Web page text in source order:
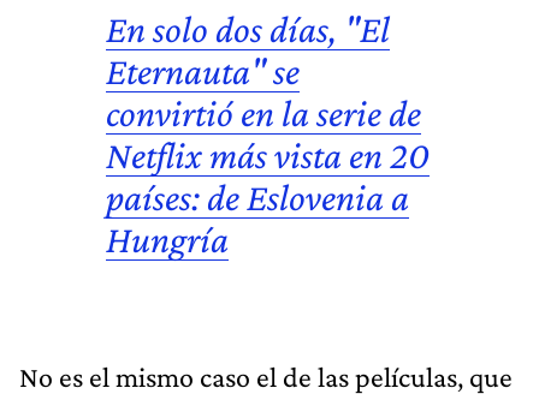
En solo dos días, "El
Eternauta" se
convirtió en la serie de
Netflix más vista en 20
países: de Eslovenia a
Hungría
No es el mismo caso el de las películas, que